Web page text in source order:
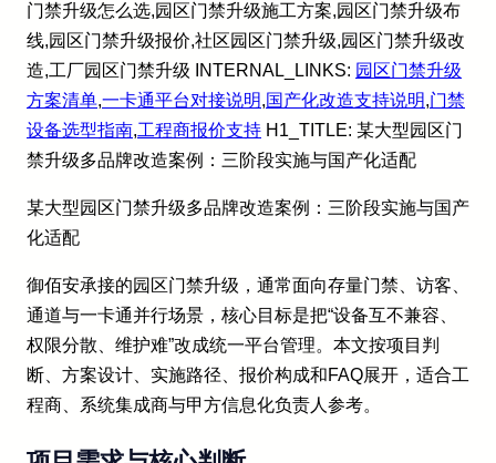
门禁升级怎么选,园区门禁升级施工方案,园区门禁升级布
线,园区门禁升级报价,社区园区门禁升级,园区门禁升级改
造,工厂园区门禁升级 INTERNAL_LINKS: 园区门禁升级
方案清单,一卡通平台对接说明,国产化改造支持说明,门禁
设备选型指南,工程商报价支持 H1_TITLE: 某大型园区门
禁升级多品牌改造案例：三阶段实施与国产化适配
某大型园区门禁升级多品牌改造案例：三阶段实施与国产
化适配
御佰安承接的园区门禁升级，通常面向存量门禁、访客、
通道与一卡通并行场景，核心目标是把“设备互不兼容、
权限分散、维护难”改成统一平台管理。本文按项目判
断、方案设计、实施路径、报价构成和FAQ展开，适合工
程商、系统集成商与甲方信息化负责人参考。